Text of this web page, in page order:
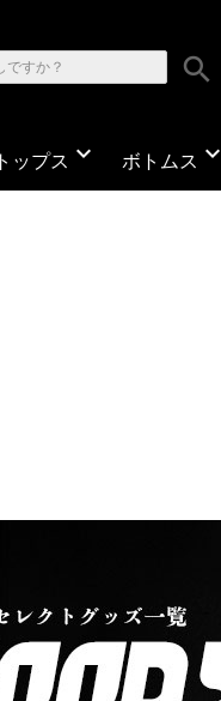
search
トップス expand_more ボトムス expand_more